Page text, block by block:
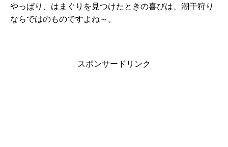
やっぱり、はまぐりを見つけたときの喜びは、潮干狩り
ならではのものですよね～。
スポンサードリンク